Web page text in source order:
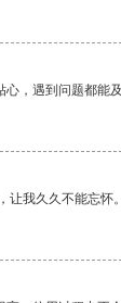
，遇到问题都能
让我久久不能忘怀。